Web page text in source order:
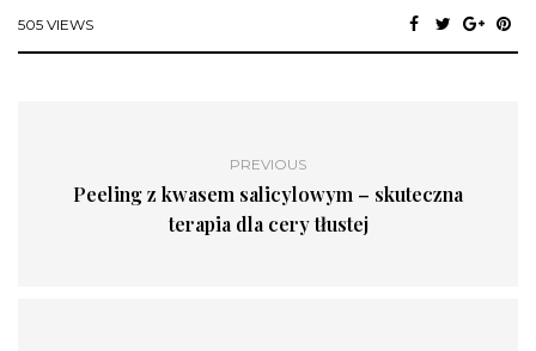
505 VIEWS
PREVIOUS
Peeling z kwasem salicylowym – skuteczna
terapia dla cery tłustej